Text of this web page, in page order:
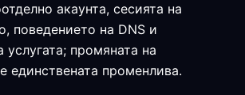
акаунта, сесията на
поведението на DNS и
услугата; промяната на
единствената променлива.